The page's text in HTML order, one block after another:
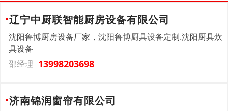
辽宁中厨联智能厨房设备有限公司
沈阳鲁博厨房设备厂家，沈阳鲁博厨具设备定制.沈阳厨具炊
具设备
邵经理 13998203698
济南锦润窗帘有限公司